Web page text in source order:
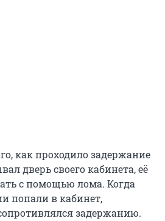
как проходило задержание
дверь своего кабинета, её
с помощью лома. Когда
попали в кабинет,
задержанию.